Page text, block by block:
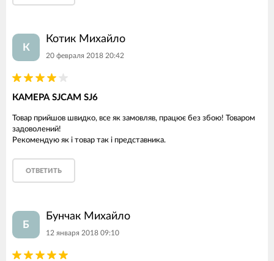
К
Котик Михайло
20 февраля 2018 20:42
КАМЕРА SJCAM SJ6
Товар прийшов швидко, все як замовляв, працює без збою! Товаром
задоволений!
Рекомендую як і товар так і представника.
ОТВЕТИТЬ
Б
Бунчак Михайло
12 января 2018 09:10